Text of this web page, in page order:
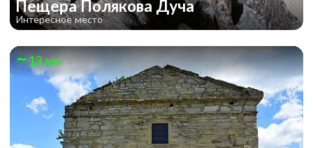
Пещера Полякова Дуча
Интересное место
13 км